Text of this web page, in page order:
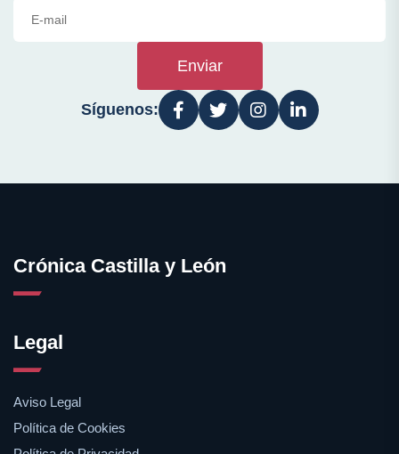
Enviar
Síguenos:
Crónica Castilla y León
Legal
Aviso Legal
Política de Cookies